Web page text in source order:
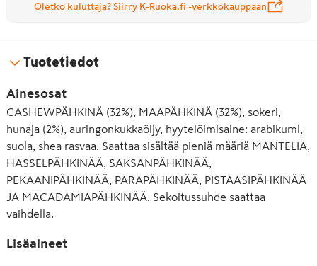
Oletko kuluttaja? Siirry K-Ruoka.fi -verkkokauppaan
Tuotetiedot
Ainesosat
CASHEWPÄHKINÄ (32%), MAAPÄHKINÄ (32%), sokeri,
hunaja (2%), auringonkukkaöljy, hyytelöimisaine: arabikumi,
suola, shea rasvaa. Saattaa sisältää pieniä määriä MANTELIA,
HASSELPÄHKINÄÄ, SAKSANPÄHKINÄÄ,
PEKAANIPÄHKINÄÄ, PARAPÄHKINÄÄ, PISTAASIPÄHKINÄÄ
JA MACADAMIAPÄHKINÄÄ. Sekoitussuhde saattaa
vaihdella.
Lisäaineet